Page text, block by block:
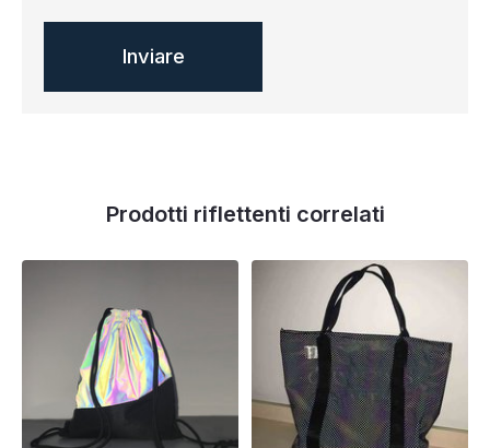
Prodotti riflettenti correlati